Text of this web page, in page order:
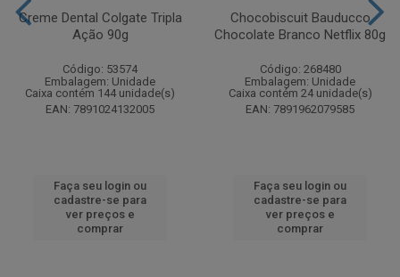
Creme Dental Colgate Tripla
Ação 90g
Código: 53574
Embalagem: Unidade
Caixa contém 144 unidade(s)
EAN: 7891024132005
Faça seu login ou
cadastre-se para
ver preços e
comprar
Chocobiscuit Bauducco
Chocolate Branco Netflix 80g
Código: 268480
Embalagem: Unidade
Caixa contém 24 unidade(s)
EAN: 7891962079585
Faça seu login ou
cadastre-se para
ver preços e
comprar